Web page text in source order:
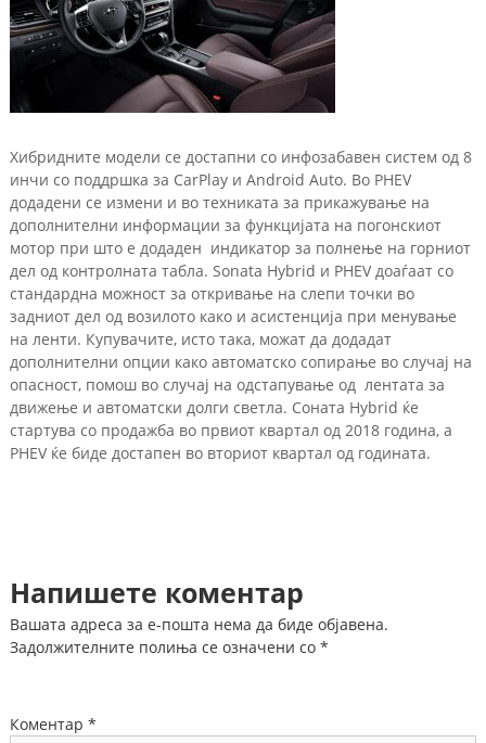
Хибридните модели се достапни со инфозабавен систем од 8
инчи со поддршка за CarPlay и Android Auto. Во PHEV
додадени се измени и во техниката за прикажување на
дополнителни информации за функцијата на погонскиот
мотор при што е додаден индикатор за полнење на горниот
дел од контролната табла. Sonata Hybrid и PHEV доаѓаат со
стандардна можност за откривање на слепи точки во
задниот дел од возилото како и асистенција при менување
на ленти. Купувачите, исто така, можат да додадат
дополнителни опции како автоматско сопирање во случај на
опасност, помош во случај на одстапување од лентата за
движење и автоматски долги светла. Соната Hybrid ќе
стартува со продажба во првиот квартал од 2018 година, а
PHEV ќе биде достапен во вториот квартал од годината.
Напишете коментар
Вашата адреса за е-пошта нема да биде објавена.
Задолжителните полиња се означени со *
Коментар *